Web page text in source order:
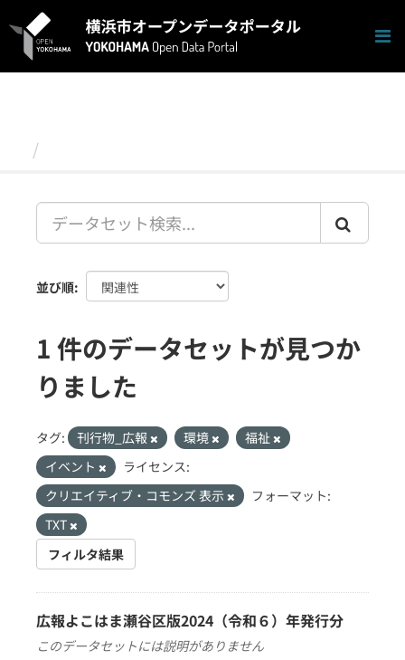
キ
並び順
1 件のデータセットが見つか
りました
タグ: 刊行物_広報 環境
福祉
イベント
ライセンス:
クリエイティブ・コモンズ 表示
フォーマット:
TXT
フィルタ結果
広報よこはま瀬谷区版2024（令和６）年発行分
このデータセットには説明がありません